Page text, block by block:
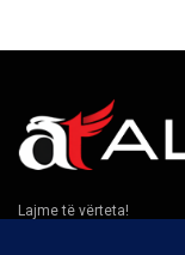
Lajme të vërteta!